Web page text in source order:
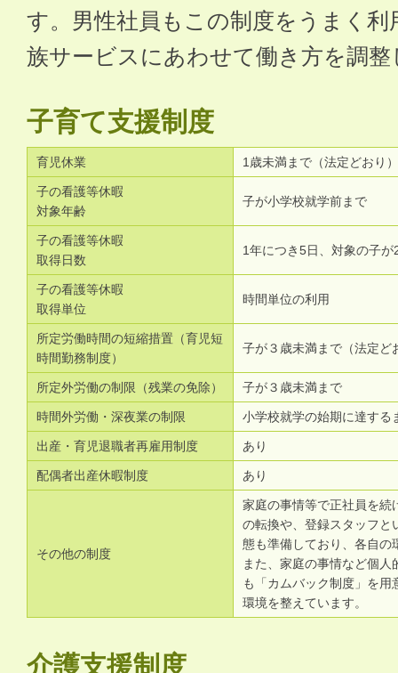
す。男性社員もこの制度をうまく
族サービスにあわせて働き方を調
子育て支援制度
育児休業 1歳未満まで（法定どおり）
子の看護等休暇
対象年齢
子が小学校就学前まで
子の看護等休暇
取得日数
1年につき5日、対象の子
子の看護等休暇
取得単位
時間単位の利用
所定労働時間の短縮措置（育児短
時間勤務制度）
子が３歳未満まで（法定ど
所定外労働の制限（残業の免除） 子が３歳未満まで
時間外労働・深夜業の制限 小学校就学の始期に達する
出産・育児退職者再雇用制度 あり
配偶者出産休暇制度 あり
その他の制度
家庭の事情等で正社員を続
の転換や、登録スタッフと
態も準備しており、各自の
また、家庭の事情など個
も「カムバック制度」を
環境を整えています。
介護支援制度